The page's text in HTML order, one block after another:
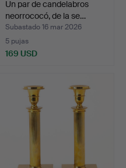
Un par de candelabros
neorrococó, de la se…
Subastado 16 mar 2026
5 pujas
169 USD